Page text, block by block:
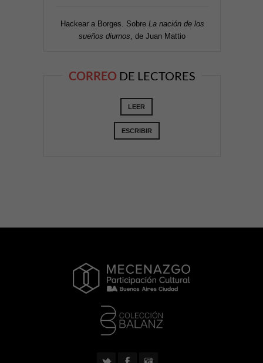
Hackear a Borges. Sobre La nación de los
sueños diurnos , de Juan Mattio
CORREO DE LECTORES
LEER
ESCRIBIR